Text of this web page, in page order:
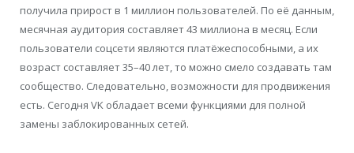
получила прирост в 1 миллион пользователей. По её данным,
месячная аудитория составляет 43 миллиона в месяц. Если
пользователи соцсети являются платёжеспособными, а их
возраст составляет 35–40 лет, то можно смело создавать там
сообщество. Следовательно, возможности для продвижения
есть. Сегодня VK обладает всеми функциями для полной
замены заблокированных сетей.